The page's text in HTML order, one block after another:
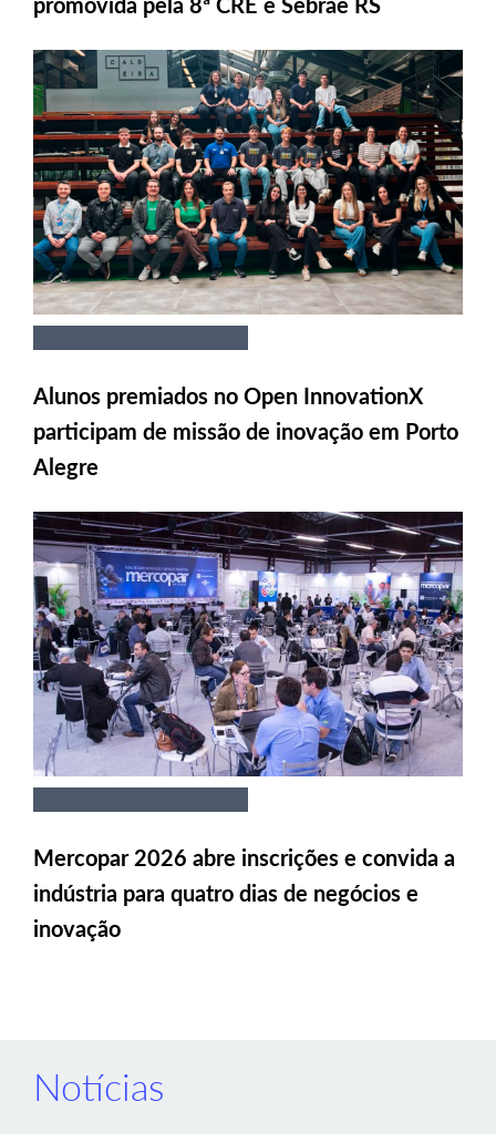
Alunos premiados no Open InnovationX
participam de missão de inovação em Porto
Alegre
Mercopar 2026 abre inscrições e convida a
indústria para quatro dias de negócios e
inovação
Notícias